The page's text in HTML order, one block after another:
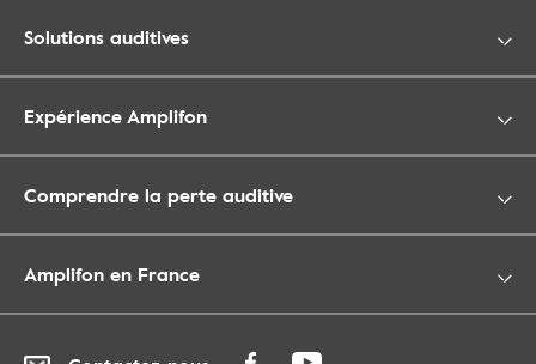
Solutions auditives
Expérience Amplifon
Comprendre la perte auditive
Amplifon en France